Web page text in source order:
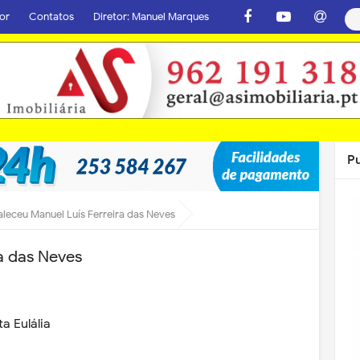
Contatos Diretor: Manuel Marques
Manuel Luís Ferreira das Neves
das Neves
Eulália